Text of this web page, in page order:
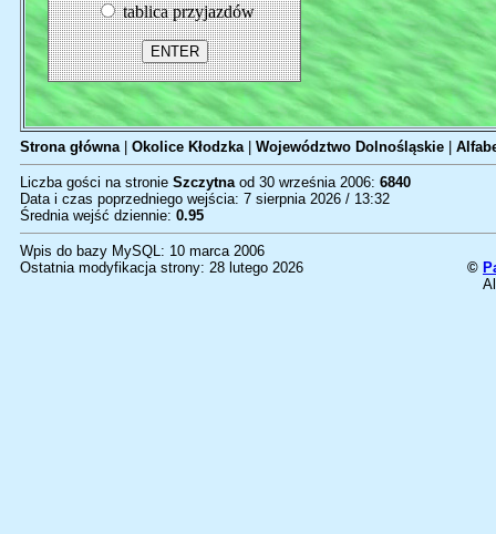
tablica przyjazdów
Strona główna| Okolice Kłodzka| Województwo Dolnośląskie
Liczba gości na stronie Szczytnaod 30 września 2006: 6840
Data i czas poprzedniego wejścia: 7 sierpnia 2026 / 13:32
Średnia wejść dziennie: 0.95
Wpis do bazy MySQL: 10 marca 2006
Ostatnia modyfikacja strony: 28 lutego 2026
©